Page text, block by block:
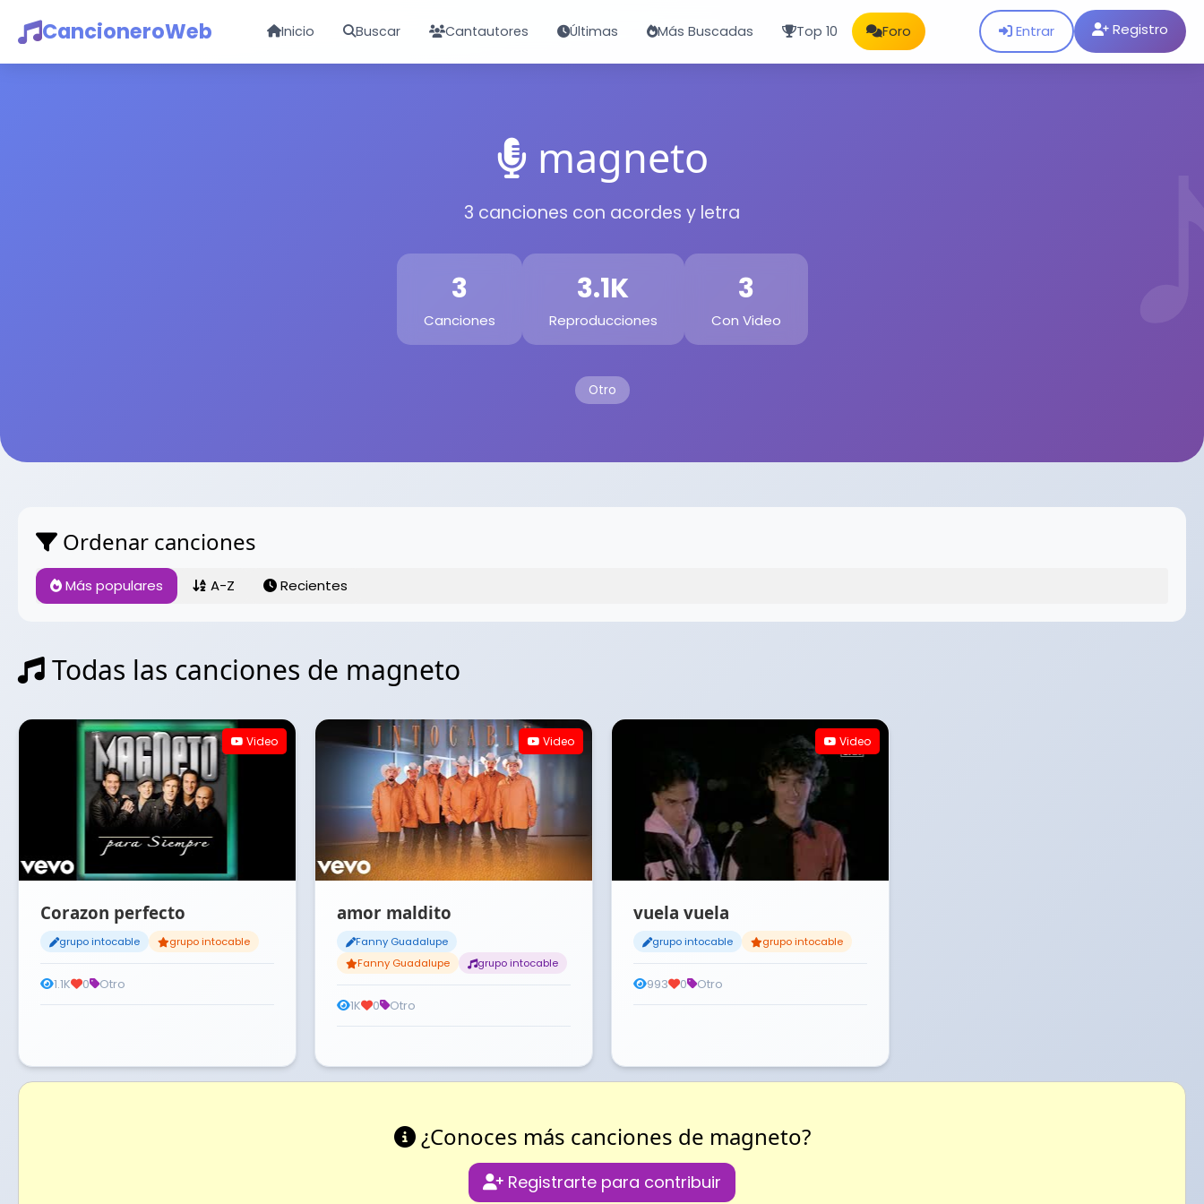
CancioneroWeb Inicio Buscar Cantautores Últimas Más Buscadas Top 10 Foro Entrar Registro
magneto
3 canciones con acordes y letra
3
Canciones
3.1K
Reproducciones
3
Con Video
Otro
Ordenar canciones
Más populares A-Z Recientes
Todas las canciones de magneto
Video
Corazon perfecto
grupo intocable grupo intocable
1.1K 0 Otro
Video
amor maldito
Fanny Guadalupe
Fanny Guadalupe
grupo intocable
1K 0 Otro
Video
vuela vuela
grupo intocable grupo intocable
993 0 Otro
¿Conoces más canciones de magneto?
Registrarte para contribuir